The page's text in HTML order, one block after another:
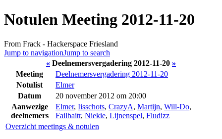
Notulen Meeting 2012-11-20
From Frack - Hackerspace Friesland
Jump to navigationJump to search
« Deelnemersvergadering 2012-11-20 »
Meeting
Deelnemersvergadering 2012-11-20
Notulist
Elmer
Datum
20 november 2012 om 20:00
Aanwezige
deelnemers
Elmer, Iisschots, CrazyA, Martijn, Will-Do,
Failbaitr, Niekie, Lijnenspel, Fludizz
Overzicht meetings & notulen